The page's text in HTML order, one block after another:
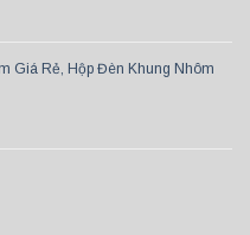
Giá Rẻ, Hộp Đèn Khung Nhôm